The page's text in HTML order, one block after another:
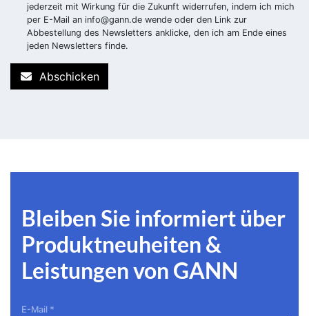
jederzeit mit Wirkung für die Zukunft widerrufen, indem ich mich
per E-Mail an info@gann.de wende oder den Link zur
Abbestellung des Newsletters anklicke, den ich am Ende eines
jeden Newsletters finde.
Abschicken
Bleiben Sie informiert über
Produktneuheiten &
Leistungen von GANN
E-Mail *